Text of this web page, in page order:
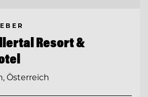
Resort &
Österreich